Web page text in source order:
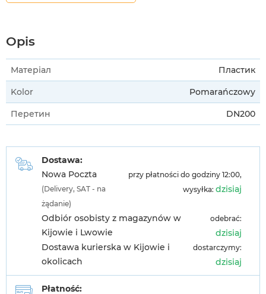
Opis
Матеріал Пластик
Kolor Pomarańczowy
Перетин DN200
Dostawa:
Nowa Poczta
(Delivery, SAT - na
żądanie)
przy płatności do godziny 12:00,
wysyłka: dzisiaj
Odbiór osobisty z magazynów w
Kijowie i Lwowie
odebrać:
dzisiaj
Dostawa kurierska w Kijowie i
okolicach
dostarczymy:
dzisiaj
Płatność: